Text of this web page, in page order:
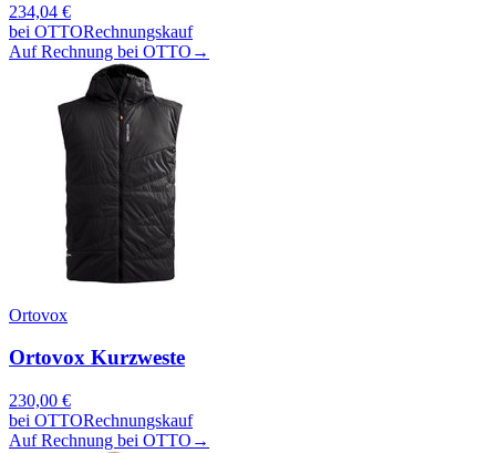
234,04 €
bei OTTORechnungskauf
Auf Rechnung bei OTTO →
Ortovox
Ortovox Kurzweste
230,00 €
bei OTTORechnungskauf
Auf Rechnung bei OTTO →